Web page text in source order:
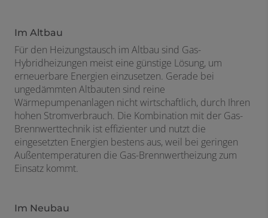
Im Altbau​
Für den Heizungstausch im Altbau sind Gas-
Hybridheizungen meist eine günstige Lösung, um
erneuerbare Energien einzusetzen. Gerade bei
ungedämmten Altbauten sind reine
Wärmepumpenanlagen nicht wirtschaftlich, durch Ihren
hohen Stromverbrauch. Die Kombination mit der Gas-
Brennwerttechnik ist effizienter und nutzt die
eingesetzten Energien bestens aus, weil bei geringen
Außentemperaturen die Gas-Brennwertheizung zum
Einsatz kommt.
Im Neubau​